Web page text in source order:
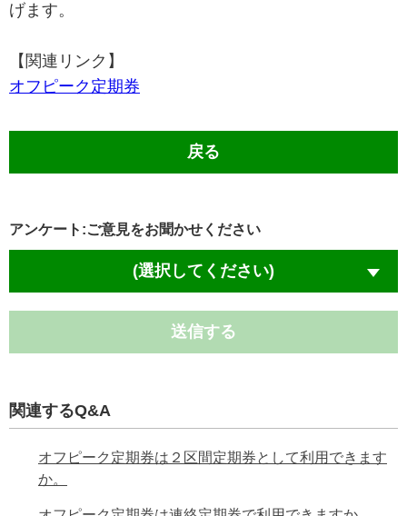
げます。
【関連リンク】
オフピーク定期券
戻る
アンケート:ご意見をお聞かせください
(選択してください)
送信する
関連するQ&A
オフピーク定期券は２区間定期券として利用できます
か。